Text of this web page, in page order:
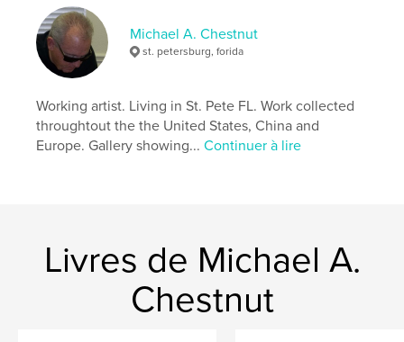
LangueEnglish
Mots-clés
fine art
beach
Michael A. Chestnut
st. petersburg, forida
Working artist. Living in St. Pete FL. Work collected
throughtout the the United States, China and
Europe. Gallery showing...Continuer à lire
Livres de Michael A.
Chestnut